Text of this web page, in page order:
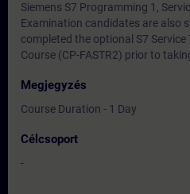
Siemens S7 Programming 1,
Examination candidates are also
completed the optional S7 Service
Course (CP-FASTR2) prior to
Megjegyzés
Course Duration - 1 Day
Célcsoport
-